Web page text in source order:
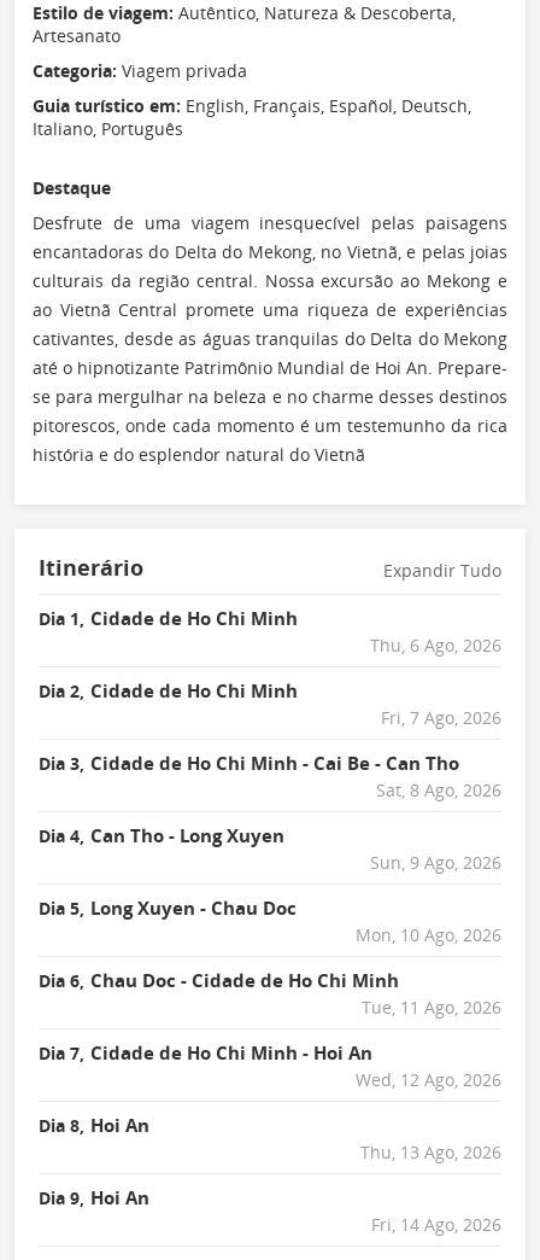
Estilo de viagem: Autêntico, Natureza & Descoberta,
Artesanato
Categoria: Viagem privada
Guia turístico em: English, Français, Español, Deutsch,
Italiano, Português
Destaque
Desfrute de uma viagem inesquecível pelas paisagens
encantadoras do Delta do Mekong, no Vietnã, e pelas joias
culturais da região central. Nossa excursão ao Mekong e
ao Vietnã Central promete uma riqueza de experiências
cativantes, desde as águas tranquilas do Delta do Mekong
até o hipnotizante Patrimônio Mundial de Hoi An. Prepare-
se para mergulhar na beleza e no charme desses destinos
pitorescos, onde cada momento é um testemunho da rica
história e do esplendor natural do Vietnã
Itinerário Expandir Tudo
Dia 1, Cidade de Ho Chi Minh
Thu, 6 Ago, 2026
Dia 2, Cidade de Ho Chi Minh
Fri, 7 Ago, 2026
Dia 3, Cidade de Ho Chi Minh - Cai Be - Can Tho
Sat, 8 Ago, 2026
Dia 4, Can Tho - Long Xuyen
Sun, 9 Ago, 2026
Dia 5, Long Xuyen - Chau Doc
Mon, 10 Ago, 2026
Dia 6, Chau Doc - Cidade de Ho Chi Minh
Tue, 11 Ago, 2026
Dia 7, Cidade de Ho Chi Minh - Hoi An
Wed, 12 Ago, 2026
Dia 8, Hoi An
Thu, 13 Ago, 2026
Dia 9, Hoi An
Fri, 14 Ago, 2026